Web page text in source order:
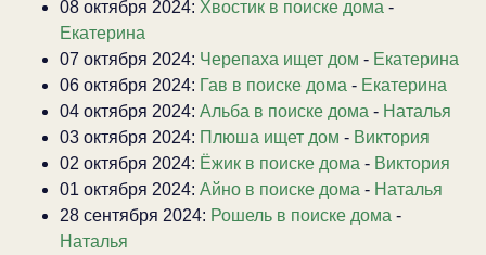
08 октября 2024: Хвостик в поиске дома -
Екатерина
07 октября 2024: Черепаха ищет дом - Екатерина
06 октября 2024: Гав в поиске дома - Екатерина
04 октября 2024: Альба в поиске дома - Наталья
03 октября 2024: Плюша ищет дом - Виктория
02 октября 2024: Ёжик в поиске дома - Виктория
01 октября 2024: Айно в поиске дома - Наталья
28 сентября 2024: Рошель в поиске дома -
Наталья